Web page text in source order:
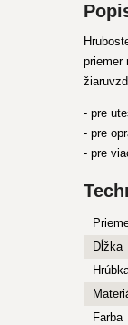
priemer
- pre
- pre
- pre
Dĺžka
Farba